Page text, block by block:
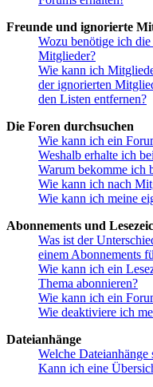
Freunde und ignorierte
Wozu benötige ich
Mitglieder?
Wie kann ich
der ignorierten
den Listen entfernen?
Die Foren durchsuchen
Wie kann ich ein
Weshalb erhalte ich
Warum bekomme ich
Wie kann ich nach
Wie kann ich meine
Abonnements und
Was ist der
einem Abonnements
Wie kann ich ein
Thema abonnieren?
Wie kann ich ein
Wie deaktiviere ich
Dateianhänge
Welche
Kann ich eine